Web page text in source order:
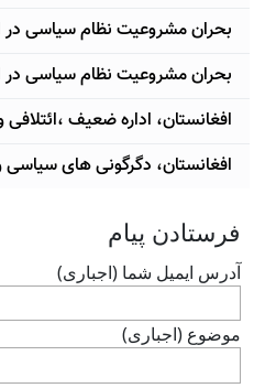
بحران مشروعیت نظام سیاسی در
بحران مشروعیت نظام سیاسی در
افغانستان، اداره ضعیف ،ائتلافی
افغانستان، دگرگونی های
فرستادن پيام
آدرس ايميل شما (اجباری)
موضوع (اجباری)